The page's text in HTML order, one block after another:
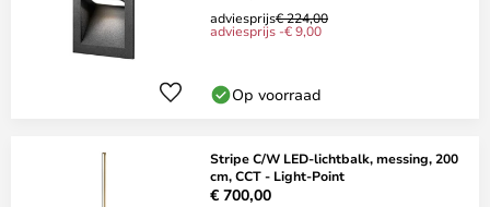
adviesprijs€ 224,00
adviesprijs -€ 9,00
Op voorraad
Stripe C/W LED-lichtbalk, messing, 200
cm, CCT - Light-Point
€ 700,00